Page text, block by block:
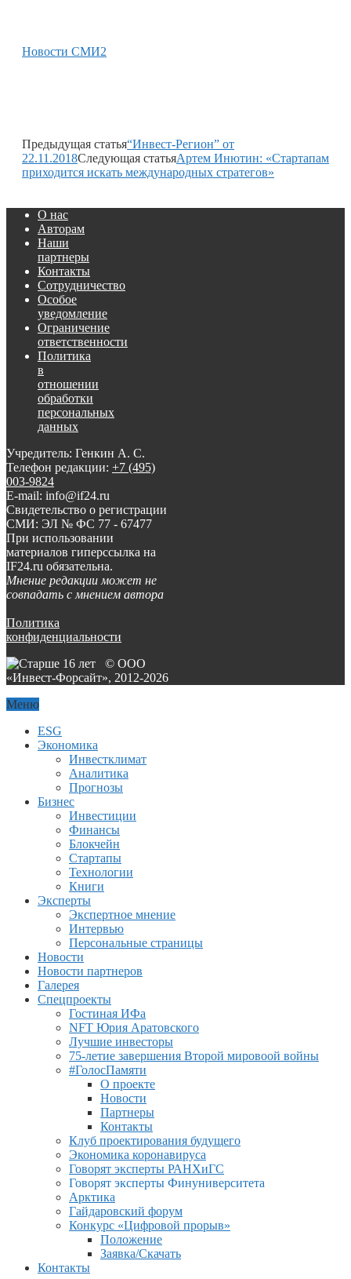
Новости СМИ2
Предыдущая статья“Инвест-Регион” от
22.11.2018Следующая статьяАртем Инютин: «Стартапам
приходится искать международных стратегов»
О нас
Авторам
Наши
партнеры
Контакты
Сотрудничество
Особое
уведомление
Ограничение
ответственности
Политика
в
отношении
обработки
персональных
данных
Учредитель: Генкин А. С.
Телефон редакции: +7 (495)
003-9824
E-mail: info@if24.ru
Свидетельство о регистрации
СМИ: ЭЛ № ФС 77 - 67477
При использовании
материалов гиперссылка на
IF24.ru обязательна.
Мнение редакции может не
совпадать с мнением автора
Политика
конфиденциальности
© ООО
«Инвест-Форсайт», 2012-2026
Меню
ESG
Экономика
Инвестклимат
Аналитика
Прогнозы
Бизнес
Инвестиции
Финансы
Блокчейн
Стартапы
Технологии
Книги
Эксперты
Экспертное мнение
Интервью
Персональные страницы
Новости
Новости партнеров
Галерея
Спецпроекты
Гостиная ИФа
NFT Юрия Аратовского
Лучшие инвесторы
75-летие завершения Второй мировоой войны
#ГолосПамяти
О проекте
Новости
Партнеры
Контакты
Клуб проектирования будущего
Экономика коронавируса
Говорят эксперты РАНХиГС
Говорят эксперты Финуниверситета
Арктика
Гайдаровский форум
Конкурс «Цифровой прорыв»
Положение
Заявка/Скачать
Контакты